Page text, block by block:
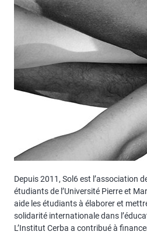
Depuis 2011, Sol6 est l’association
étudiants de l’Université Pierre et
aide les étudiants à élaborer et
solidarité internationale dans
L’Institut Cerba a contribué à